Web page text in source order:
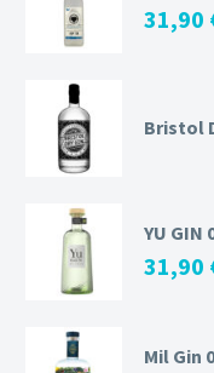
31,90
Bristol
YU GIN
31,90
Mil Gin